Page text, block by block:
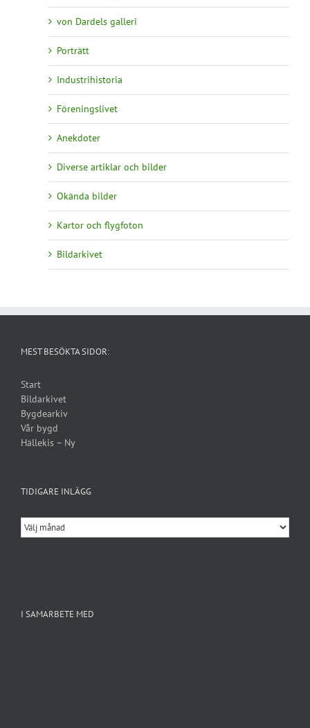
von Dardels galleri
Porträtt
Industrihistoria
Föreningslivet
Anekdoter
Diverse artiklar och bilder
Okända bilder
Kartor och flygfoton
Bildarkivet
MEST BESÖKTA SIDOR:
Start
Bildarkivet
Bygdearkiv
Vår bygd
Hällekis – Ny
TIDIGARE INLÄGG
Tidigare
inlägg
I SAMARBETE MED